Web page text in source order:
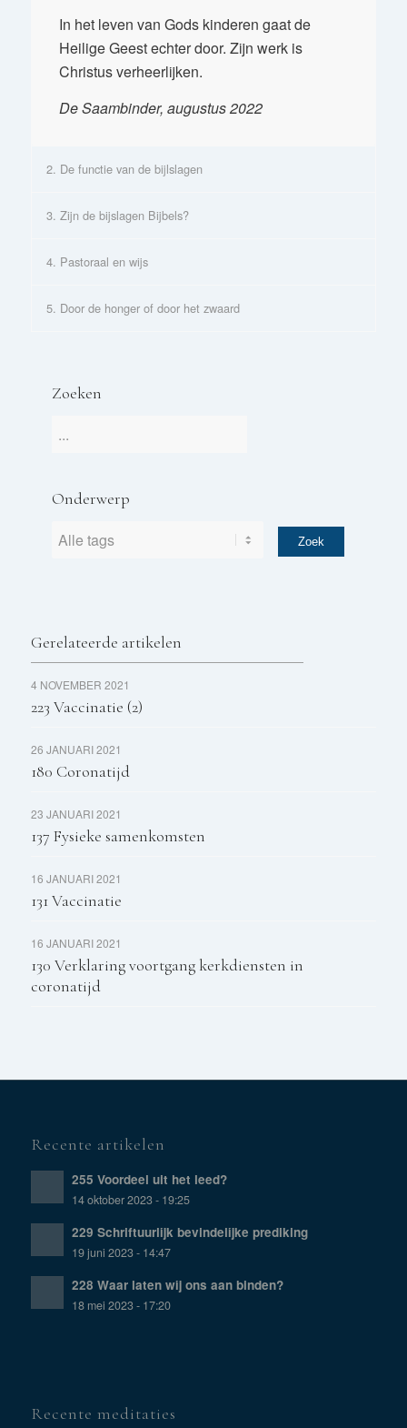
In het leven van Gods kinderen gaat de
Heilige Geest echter door. Zijn werk is
Christus verheerlijken.
De Saambinder, augustus 2022
2. De functie van de bijlslagen
3. Zijn de bijslagen Bijbels?
4. Pastoraal en wijs
5. Door de honger of door het zwaard
Zoeken
Onderwerp
Gerelateerde artikelen
4 NOVEMBER 2021
223 Vaccinatie (2)
26 JANUARI 2021
180 Coronatijd
23 JANUARI 2021
137 Fysieke samenkomsten
16 JANUARI 2021
131 Vaccinatie
16 JANUARI 2021
130 Verklaring voortgang kerkdiensten in
coronatijd
Recente artikelen
255 Voordeel uit het leed?
14 oktober 2023 - 19:25
229 Schriftuurlijk bevindelijke prediking
19 juni 2023 - 14:47
228 Waar laten wij ons aan binden?
18 mei 2023 - 17:20
Recente meditaties